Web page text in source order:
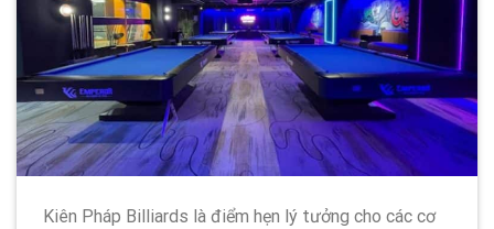
Kiên Pháp Billiards là điểm hẹn lý tưởng cho các cơ